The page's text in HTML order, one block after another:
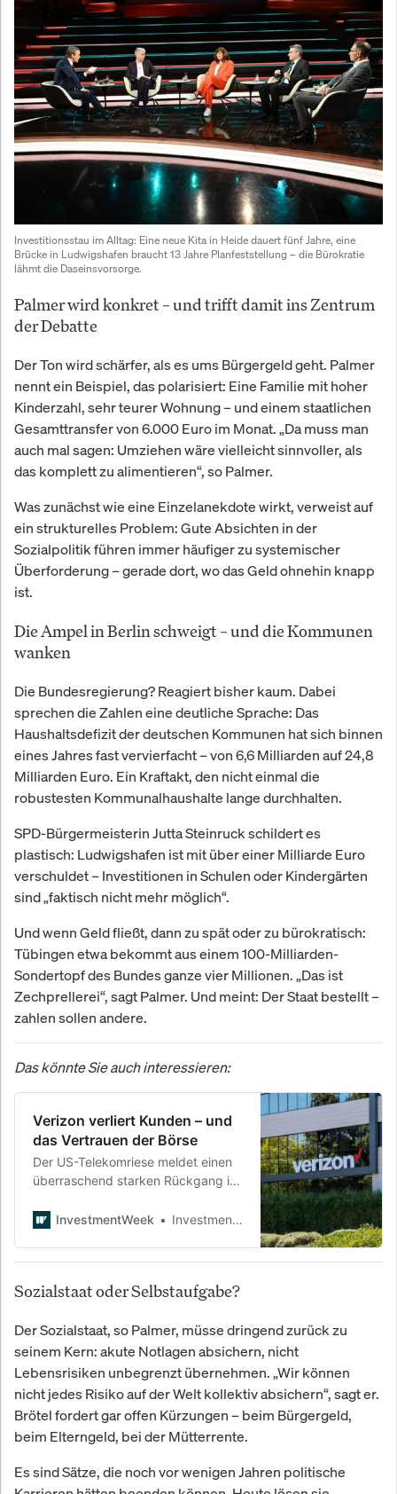
Investitionsstau im Alltag: Eine neue Kita in Heide dauert fünf Jahre, eine
Brücke in Ludwigshafen braucht 13 Jahre Planfeststellung – die Bürokratie
lähmt die Daseinsvorsorge.
Palmer wird konkret – und trifft damit ins Zentrum
der Debatte
Der Ton wird schärfer, als es ums Bürgergeld geht. Palmer
nennt ein Beispiel, das polarisiert: Eine Familie mit hoher
Kinderzahl, sehr teurer Wohnung – und einem staatlichen
Gesamttransfer von 6.000 Euro im Monat. „Da muss man
auch mal sagen: Umziehen wäre vielleicht sinnvoller, als
das komplett zu alimentieren“, so Palmer.
Was zunächst wie eine Einzelanekdote wirkt, verweist auf
ein strukturelles Problem: Gute Absichten in der
Sozialpolitik führen immer häufiger zu systemischer
Überforderung – gerade dort, wo das Geld ohnehin knapp
ist.
Die Ampel in Berlin schweigt – und die Kommunen
wanken
Die Bundesregierung? Reagiert bisher kaum. Dabei
sprechen die Zahlen eine deutliche Sprache: Das
Haushaltsdefizit der deutschen Kommunen hat sich binnen
eines Jahres fast vervierfacht – von 6,6 Milliarden auf 24,8
Milliarden Euro. Ein Kraftakt, den nicht einmal die
robustesten Kommunalhaushalte lange durchhalten.
SPD-Bürgermeisterin Jutta Steinruck schildert es
plastisch: Ludwigshafen ist mit über einer Milliarde Euro
verschuldet – Investitionen in Schulen oder Kindergärten
sind „faktisch nicht mehr möglich“.
Und wenn Geld fließt, dann zu spät oder zu bürokratisch:
Tübingen etwa bekommt aus einem 100-Milliarden-
Sondertopf des Bundes ganze vier Millionen. „Das ist
Zechprellerei“, sagt Palmer. Und meint: Der Staat bestellt –
zahlen sollen andere.
Das könnte Sie auch interessieren:
Verizon verliert Kunden – und
das Vertrauen der Börse
Der US-Telekomriese meldet einen
überraschend starken Rückgang im
Preiserhöhungen,
InvestmentWeek InvestmentWeek
Sozialstaat oder Selbstaufgabe?
Der Sozialstaat, so Palmer, müsse dringend zurück zu
seinem Kern: akute Notlagen absichern, nicht
Lebensrisiken unbegrenzt übernehmen. „Wir können
nicht jedes Risiko auf der Welt kollektiv absichern“, sagt er.
Brötel fordert gar offen Kürzungen – beim Bürgergeld,
beim Elterngeld, bei der Mütterrente.
Es sind Sätze, die noch vor wenigen Jahren politische